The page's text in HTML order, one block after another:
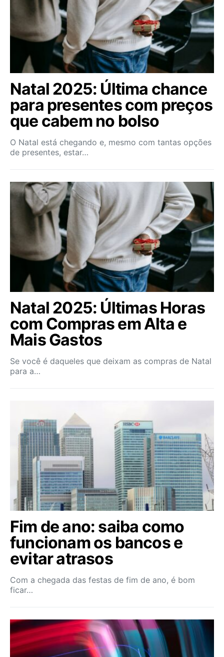
Natal 2025: Última chance
para presentes com preços
que cabem no bolso
O Natal está chegando e, mesmo com tantas opções
de presentes, estar…
Natal 2025: Últimas Horas
com Compras em Alta e
Mais Gastos
Se você é daqueles que deixam as compras de Natal
para a…
Fim de ano: saiba como
funcionam os bancos e
evitar atrasos
Com a chegada das festas de fim de ano, é bom
ficar…